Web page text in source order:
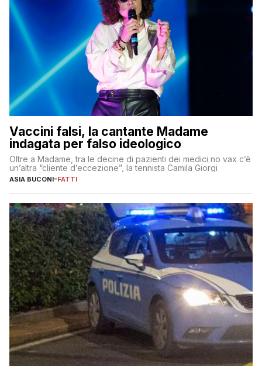
Vaccini falsi, la cantante Madame
indagata per falso ideologico
Oltre a Madame, tra le decine di pazienti dei medici no vax c’è
un’altra “cliente d’eccezione”, la tennista Camila Giorgi
ASIA BUCONI-FATTI